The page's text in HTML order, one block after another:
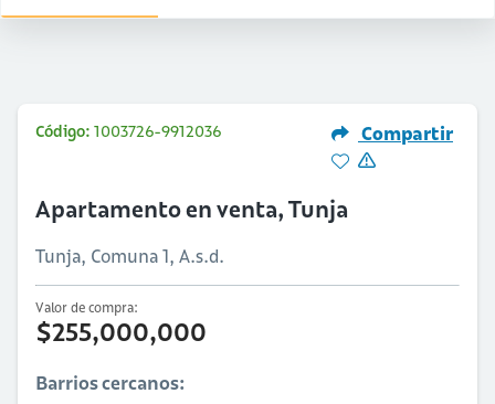
Código: 1003726-9912036 Compartir
Apartamento en venta, Tunja
Tunja, Comuna 1, A.s.d.
Valor de compra:
$255,000,000
Barrios cercanos: